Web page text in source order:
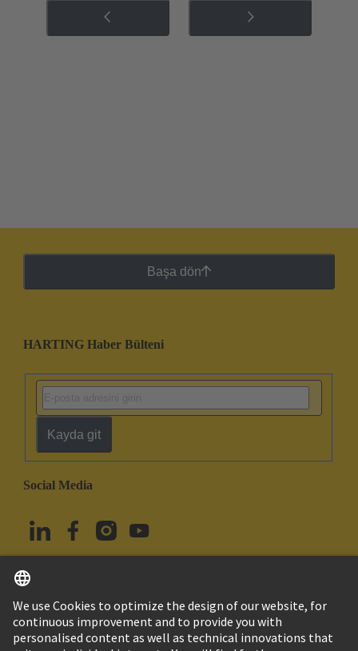
Başa dön
HARTING Haber Bülteni
Kayda git
Social Media
Türkiye Türkçe